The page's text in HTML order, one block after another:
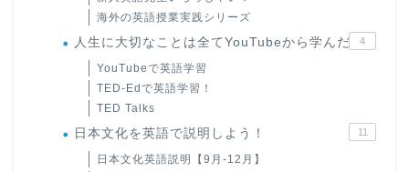
海外の英語授業実践シリーズ
人生に大切なことは全てYouTubeから学んだ 4
YouTubeで英語学習
TED-Edで英語学習！
TED Talks
日本文化を英語で説明しよう！ 11
日本文化英語説明【9月-12月】